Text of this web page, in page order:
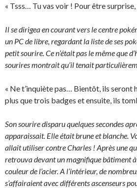
« Tsss… Tu vas voir ! Pour être surprise,
Il se dirigea en courant vers le centre
un PC de libre, regardant la liste de ses
petit sourire. Ce n’était pas le même que
sourires montrait qu’il tenait
« Ne t’inquiète pas… Bientôt, ils seront
plus que trois badges et ensuite, ils
Son sourire disparu quelques secondes
apparaissait. Elle était brune et blanche.
allait utiliser contre Charles ! Après une
retrouva devant un magnifique bâtiment
couleur de l’acier. A l’intérieur, de
s’affairaient avec différents ascenseurs